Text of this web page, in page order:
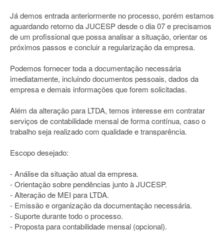
Já demos entrada anteriormente no processo, porém estamos
aguardando retorno da JUCESP desde o dia 07 e precisamos
de um profissional que possa analisar a situação, orientar os
próximos passos e concluir a regularização da empresa.
Podemos fornecer toda a documentação necessária
imediatamente, incluindo documentos pessoais, dados da
empresa e demais informações que forem solicitadas.
Além da alteração para LTDA, temos interesse em contratar
serviços de contabilidade mensal de forma contínua, caso o
trabalho seja realizado com qualidade e transparência.
Escopo desejado:
- Análise da situação atual da empresa.
- Orientação sobre pendências junto à JUCESP.
- Alteração de MEI para LTDA.
- Emissão e organização da documentação necessária.
- Suporte durante todo o processo.
- Proposta para contabilidade mensal (opcional).